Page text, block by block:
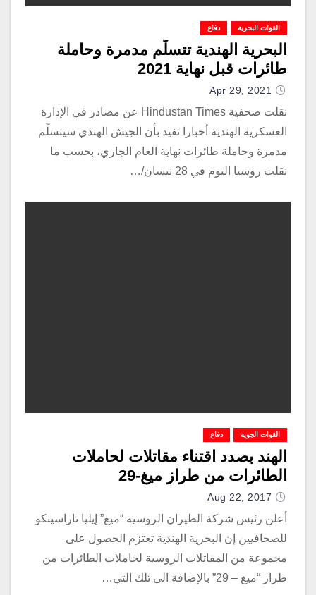
القوات البحرية دفاع
البحرية الهندية تتسلّم مدمرة وحاملة
طائرات قبل نهاية 2021
Apr 29, 2021
نقلت صحفية Hindustan Times عن مصادر في الإدارة
العسكرية الهندية أخبارا تفيد بأن الجيش الهندي سيتسلّم
مدمرة وحاملة طائرات نهاية العام الجاري، بحسب ما
نقلت روسيا اليوم في 28 نيسان/…
القوات الجوية دفاع
الهند بصدد اقتناء مقاتلات لحاملات
الطائرات من طراز ميغ-29
Aug 22, 2017
أعلن رئيس شركة الطيران الروسية “ميغ” إيليا تاراسينكو
للصحافيين إن البحرية الهندية تعتزم الحصول على
مجموعة من المقاتلات الروسية لحاملات الطائرات من
طراز “ميغ – 29” بالإضافة الى تلك التي…